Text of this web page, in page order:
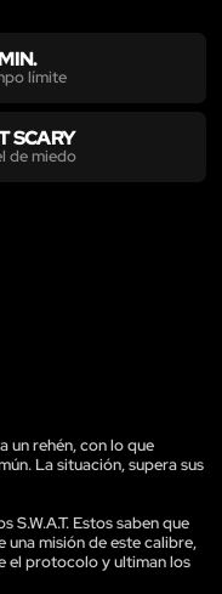
límite
SCARY
de miedo
un rehén, con lo que
La situación, supera sus
S.W.A.T. Estos saben que
una misión de este calibre,
el protocolo y ultiman los